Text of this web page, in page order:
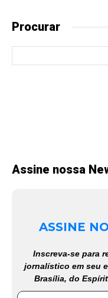
Procurar
Assine nossa
ASSINE
Inscreva-se para
jornalístico em seu
Brasília, do